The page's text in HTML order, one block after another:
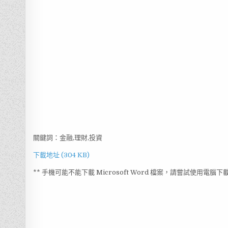
關鍵詞：金融,理財,投資
下載地址 (304 KB)
** 手機可能不能下載 Microsoft Word 檔案，請嘗試使用電腦下